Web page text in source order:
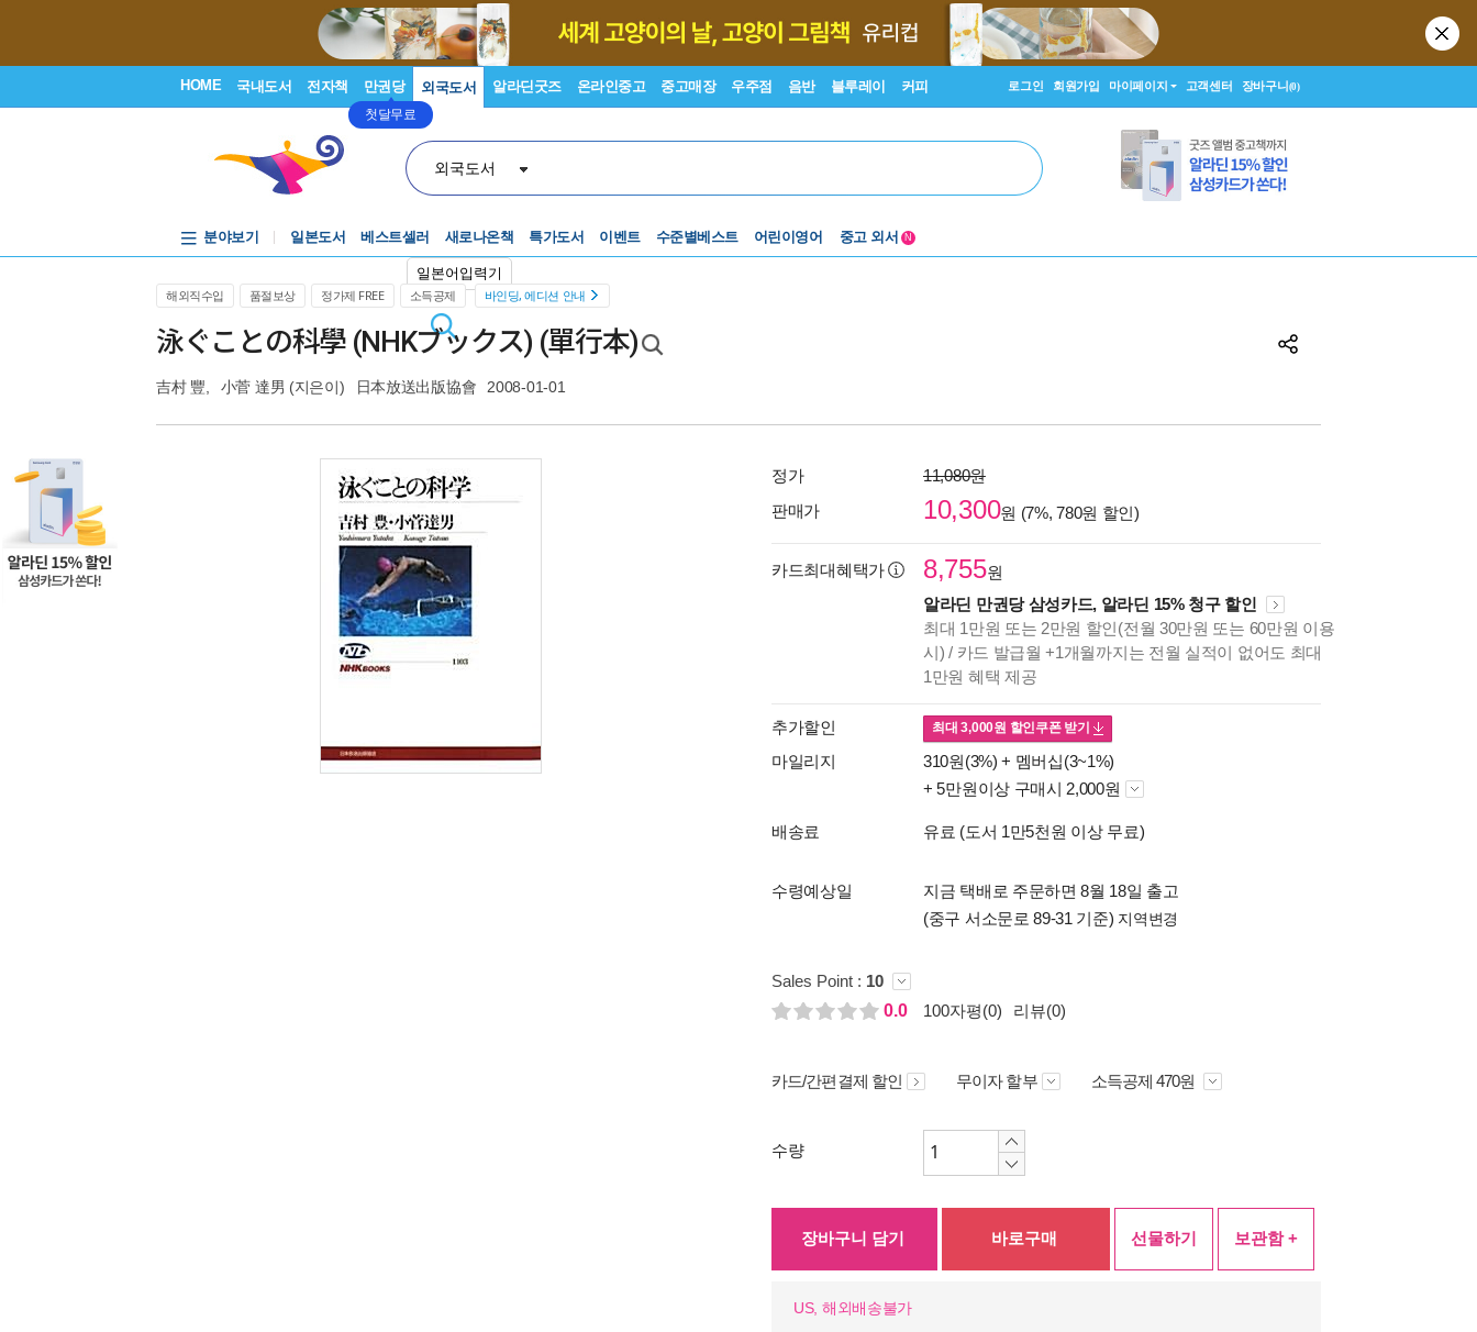
HOME 국내도서 전자책 만권당
첫달무료
외국도서 알라딘굿즈 온라인중고 중고매장 우주점 음반 블루레이 커피 로그인 회원가입 마이페이지 고객센터 장바구니(0)
외국도서
일본어입력기
분야보기 일본도서 베스트셀러 새로나온책 특가도서 이벤트
수준별베스트
어린이영어
중고 외서
N
해외직수입 품절보상 정가제 FREE 소득공제 바인딩, 에디션 안내
泳ぐことの科學 (NHKブックス) (單行本)
吉村 豐 小菅 達男 (지은이) 日本放送出版協會 2008-01-01
정가
11,080원
판매가
10,300원 (7%, 780원 할인)
카드최대혜택가 8,755원
알라딘 만권당 삼성카드, 알라딘 15% 청구 할인
최대 1만원 또는 2만원 할인(전월 30만원 또는 60만원 이용
시) / 카드 발급월 +1개월까지는 전월 실적이 없어도 최대
1만원 혜택 제공
추가할인 최대3,000원 할인쿠폰 받기
마일리지 310원(3%) + 멤버십(3~1%)
+ 5만원이상 구매시 2,000원
배송료 유료 (도서 1만5천원 이상 무료)
수령예상일
지금 택배로 주문하면 8월 18일 출고
(중구 서소문로 89-31 기준) 지역변경
Sales Point : 10
0.0
100자평(0) 리뷰(0)
카드/간편결제 할인 무이자 할부 소득공제 470원
수량
장바구니 담기 바로구매 선물하기 보관함 +
US, 해외배송불가